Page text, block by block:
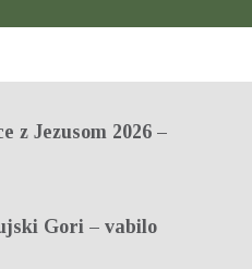
z Jezusom 2026 –
Gori – vabilo